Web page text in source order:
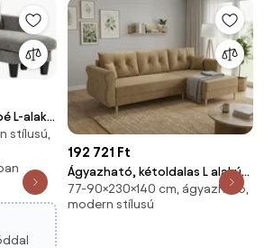
L-alakú
a
stílusú,
192 721 Ft
Ágyazható, kétoldalas L alakú
kanapé SILVIANO 230x140 cm,
bézs színű
77-90×230×140 cm, ágyazható,
modern stílusú